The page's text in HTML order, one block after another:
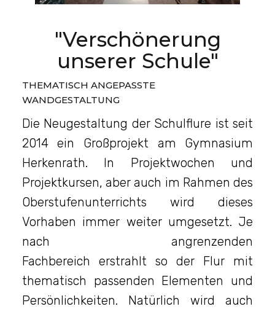
"Verschönerung
unserer Schule"
THEMATISCH ANGEPASSTE
WANDGESTALTUNG
Die Neugestaltung der Schulflure ist seit
2014 ein Großprojekt am Gymnasium
Herkenrath. In Projektwochen und
Projektkursen, aber auch im Rahmen des
Oberstufenunterrichts wird dieses
Vorhaben immer weiter umgesetzt. Je
nach angrenzenden
Fachbereich erstrahlt so der Flur mit
thematisch passenden Elementen und
Persönlichkeiten. Natürlich wird auch